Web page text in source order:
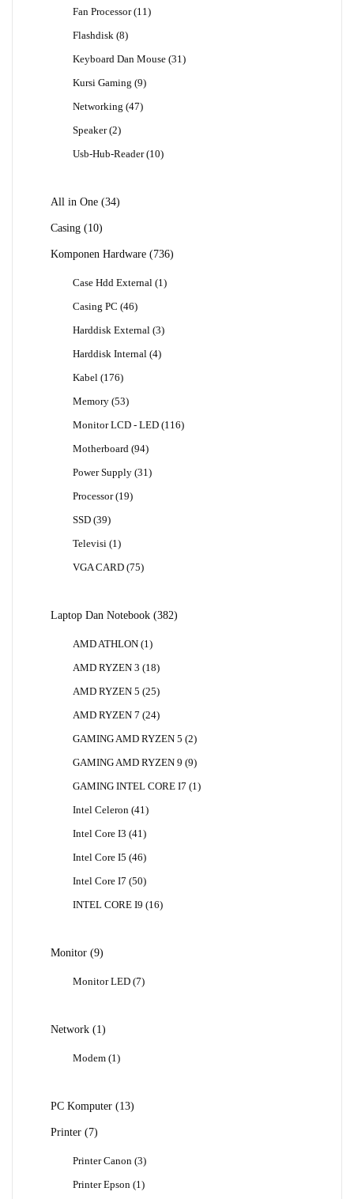
Fan Processor 11 11
Flashdisk 88
Keyboard Dan Mouse 31 31
Kursi Gaming 99
Networking 4747
Speaker 22
Usb-Hub-Reader 1010
All in One 3434
Casing
1010
Komponen Hardware
736736
Case Hdd External 1 1
Casing PC 4646
Harddisk External 33
Harddisk Internal 44
Kabel
176176
Memory 5353
Monitor LCD - LED 116116
Motherboard 9494
Power Supply 31 31
Processor 1919
SSD 3939
Televisi
1 1
VGA CARD 7575
Laptop Dan Notebook 382382
AMD ATHLON 1 1
AMD RYZEN 3
1818
AMD RYZEN 5 2525
AMD RYZEN 7 2424
GAMING AMD RYZEN 5 22
GAMING AMD RYZEN 9 99
GAMING INTEL CORE I7
1 1
Intel Celeron 41 41
Intel Core I3 41 41
Intel Core I5 4646
Intel Core I7 5050
INTEL CORE I9
1616
Monitor 99
Monitor LED 77
Network 11
Modem 1 1
PC Komputer 1313
Printer
77
Printer Canon 33
Printer Epson
1 1